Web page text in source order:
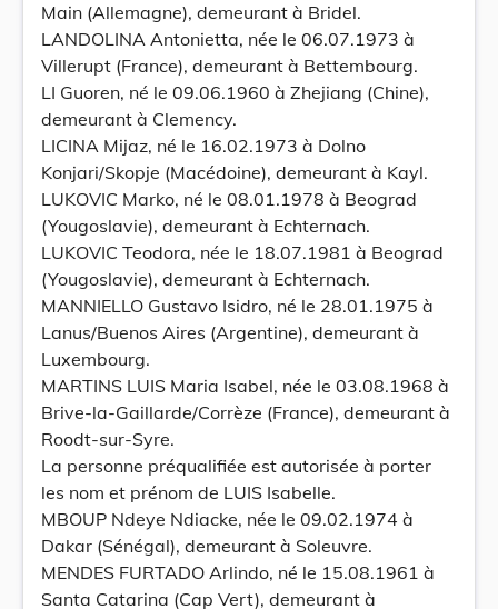
Main (Allemagne), demeurant à Bridel.
LANDOLINA Antonietta, née le 06.07.1973 à
Villerupt (France), demeurant à Bettembourg.
LI Guoren, né le 09.06.1960 à Zhejiang (Chine),
demeurant à Clemency.
LICINA Mijaz, né le 16.02.1973 à Dolno
Konjari/Skopje (Macédoine), demeurant à Kayl.
LUKOVIC Marko, né le 08.01.1978 à Beograd
(Yougoslavie), demeurant à Echternach.
LUKOVIC Teodora, née le 18.07.1981 à Beograd
(Yougoslavie), demeurant à Echternach.
MANNIELLO Gustavo Isidro, né le 28.01.1975 à
Lanus/Buenos Aires (Argentine), demeurant à
Luxembourg.
MARTINS LUIS Maria Isabel, née le 03.08.1968 à
Brive-la-Gaillarde/Corrèze (France), demeurant à
Roodt-sur-Syre.
La personne préqualifiée est autorisée à porter
les nom et prénom de LUIS Isabelle.
MBOUP Ndeye Ndiacke, née le 09.02.1974 à
Dakar (Sénégal), demeurant à Soleuvre.
MENDES FURTADO Arlindo, né le 15.08.1961 à
Santa Catarina (Cap Vert), demeurant à